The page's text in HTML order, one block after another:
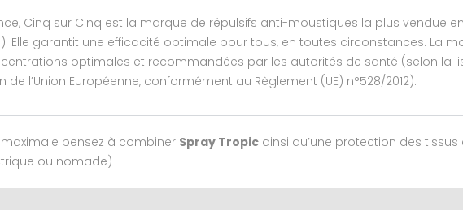
Cinq sur Cinq est la marque de répulsifs anti-moustiques la plus vendue
Elle garantit une efficacité optimale pour tous, en toutes circonstances. La
optimales et recommandées par les autorités de santé (selon la
de l’Union Européenne, conformément au Règlement (UE) n°528/2012).
pensez à combiner Spray Tropic ainsi qu’une protection des
ou nomade)